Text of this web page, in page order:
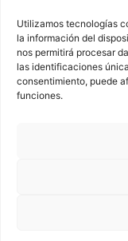
Utilizamos tecnologías
la información del
nos permitirá procesar
las identificaciones
consentimiento, puede
funciones.
©